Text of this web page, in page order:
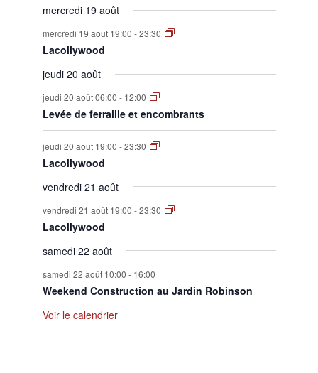
mercredi 19 août
mercredi 19 août 19:00 -23:30
Lacollywood
jeudi 20 août
jeudi 20 août 06:00 - 12:00
Levée de ferraille et encombrants
jeudi 20 août 19:00 -23:30
Lacollywood
vendredi 21 août
vendredi 21 août 19:00 -23:30
Lacollywood
samedi 22 août
samedi 22 août 10:00 - 16:00
Weekend Construction au Jardin Robinson
Voir le calendrier